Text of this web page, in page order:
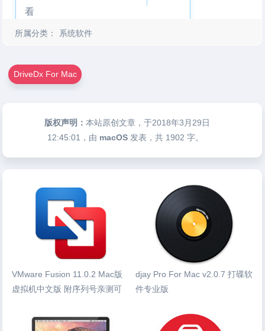
看
所属分类： 系统软件
DriveDx For Mac
版权声明：本站原创文章，于2018年3月29日
12:45:01 ，由 macOS 发表，共 1902 字。
VMware Fusion 11.0.2 Mac版
虚拟机中文版 附序列号亲测可
djay Pro For Mac v2.0.7 打碟软
件专业版